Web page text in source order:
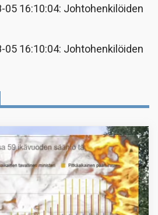
05 16:10:04: Johtohenkilöiden
05 16:10:04: Johtohenkilöiden